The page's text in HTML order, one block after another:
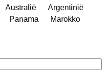
Australië
Argentinië
Panama
Marokko